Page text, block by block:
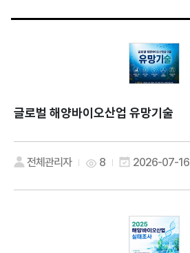
글로벌 해양바이오산업 유망기술
전체관리자 8 2026-07-16